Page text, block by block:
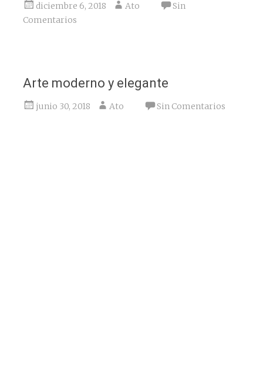
diciembre 6, 2018 Ato
Sin
Comentarios
Arte moderno y elegante
junio 30, 2018 Ato Sin Comentarios